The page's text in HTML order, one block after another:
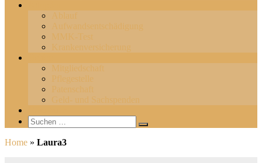
Ablauf
Aufwandsentschädigung
MMK-Test
Krankenversicherung
Mitgliedschaft
Pflegestelle
Patenschaft
Geld- und Sachspenden
Suchen
nach:
Suchen
Home » Laura3